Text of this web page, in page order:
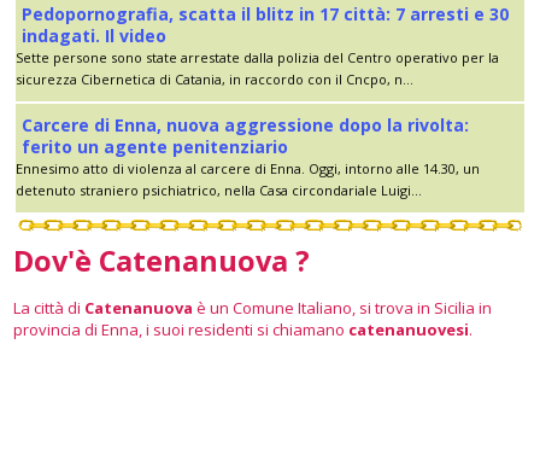
Pedopornografia, scatta il blitz in 17 città: 7 arresti e 30
indagati. Il video
Sette persone sono state arrestate dalla polizia del Centro operativo per la
sicurezza Cibernetica di Catania, in raccordo con il Cncpo, n...
Carcere di Enna, nuova aggressione dopo la rivolta:
ferito un agente penitenziario
Ennesimo atto di violenza al carcere di Enna. Oggi, intorno alle 14.30, un
detenuto straniero psichiatrico, nella Casa circondariale Luigi...
Dov'è Catenanuova ?
La città di Catenanuova è un Comune Italiano, si trova in Sicilia in
provincia di Enna, i suoi residenti si chiamano catenanuovesi.